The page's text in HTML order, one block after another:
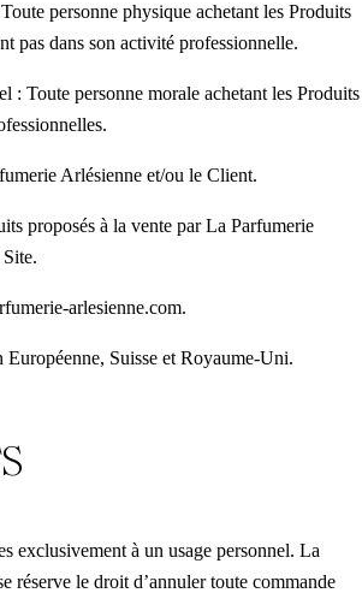
personne physique achetant les Produits
pas dans son activité professionnelle.
: Toute personne morale achetant les Produits
Arlésienne et/ou le Client.
proposés à la vente par La Parfumerie
arlesienne.com.
Suisse et Royaume-Uni.
exclusivement à un usage personnel. La
réserve le droit d’annuler toute commande